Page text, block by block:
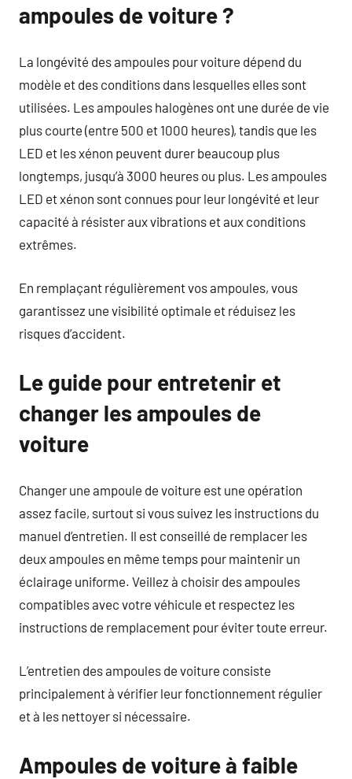
ampoules de voiture ?
La longévité des ampoules pour voiture dépend du
modèle et des conditions dans lesquelles elles sont
utilisées. Les ampoules halogènes ont une durée de vie
plus courte (entre 500 et 1000 heures), tandis que les
LED et les xénon peuvent durer beaucoup plus
longtemps, jusqu’à 3000 heures ou plus. Les ampoules
LED et xénon sont connues pour leur longévité et leur
capacité à résister aux vibrations et aux conditions
extrêmes.
En remplaçant régulièrement vos ampoules, vous
garantissez une visibilité optimale et réduisez les
risques d’accident.
Le guide pour entretenir et
changer les ampoules de
voiture
Changer une ampoule de voiture est une opération
assez facile, surtout si vous suivez les instructions du
manuel d’entretien. Il est conseillé de remplacer les
deux ampoules en même temps pour maintenir un
éclairage uniforme. Veillez à choisir des ampoules
compatibles avec votre véhicule et respectez les
instructions de remplacement pour éviter toute erreur.
L’entretien des ampoules de voiture consiste
principalement à vérifier leur fonctionnement régulier
et à les nettoyer si nécessaire.
Ampoules de voiture à faible